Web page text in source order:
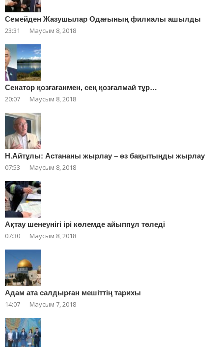
Cемейден Жазушылар Одағының филиалы ашылды
23:31 Маусым 8, 2018
Сенатор қозғағанмен, сең қозғалмай тұр…
20:07 Маусым 8, 2018
Н.Айтұлы: Астананы жырлау – өз бақытыңды жырлау
07:53 Маусым 8, 2018
Ақтау шенеунігі ірі көлемде айыппұл төледі
07:30 Маусым 8, 2018
Адам ата салдырған мешіттің тарихы
14:07 Маусым 7, 2018